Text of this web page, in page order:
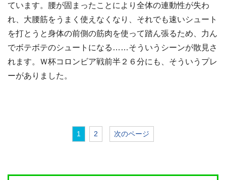
ています。腰が固まったことにより全体の連動性が失わ
れ、大腰筋をうまく使えなくなり、それでも速いシュート
を打とうと身体の前側の筋肉を使って踏ん張るため、力ん
でボテボテのシュートになる……そういうシーンが散見さ
れます。Ｗ杯コロンビア戦前半２６分にも、そういうプレ
ーがありました。
1 2 次のページ